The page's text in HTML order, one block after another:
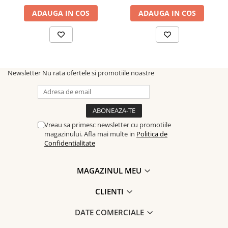
ADAUGA IN COS ADAUGA IN COS
Newsletter Nu rata ofertele si promotiile noastre
Vreau sa primesc newsletter cu promotiile
magazinului. Afla mai multe in Politica de
Confidentialitate
MAGAZINUL MEU
CLIENTI
DATE COMERCIALE